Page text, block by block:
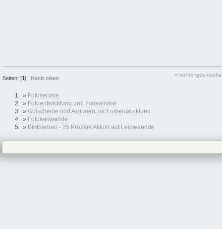
Seiten: [1]Nach oben
« vorheriges
» Fotoservice
» Fotoentwicklung und Fotoservice
» Gutscheine und Aktionen zur Fotoentwicklung
» Fotoleinwände
» Bildpartner - 25 Prozent Aktion auf Leinwaende